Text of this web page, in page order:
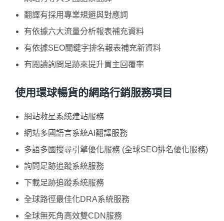
翻譯有採用專業規避與對應詞
有依據六大流量分析報表補充資料
有依據SEO關鍵字排名報表補充新資料
有閱讀詢問足跡來提升買主回覆率
使用環球暢貨的網路行銷服務項目
網站救星系統建站服務
網站多國語言系統AI翻譯服務
多語多國搜尋引擎優化服務 (全球SEO排名優化服務)
詢問足跡追蹤系統服務
下載足跡追蹤系統服務
全球路徑最佳化DRA系統服務
全球無死角高效雙CDN服務